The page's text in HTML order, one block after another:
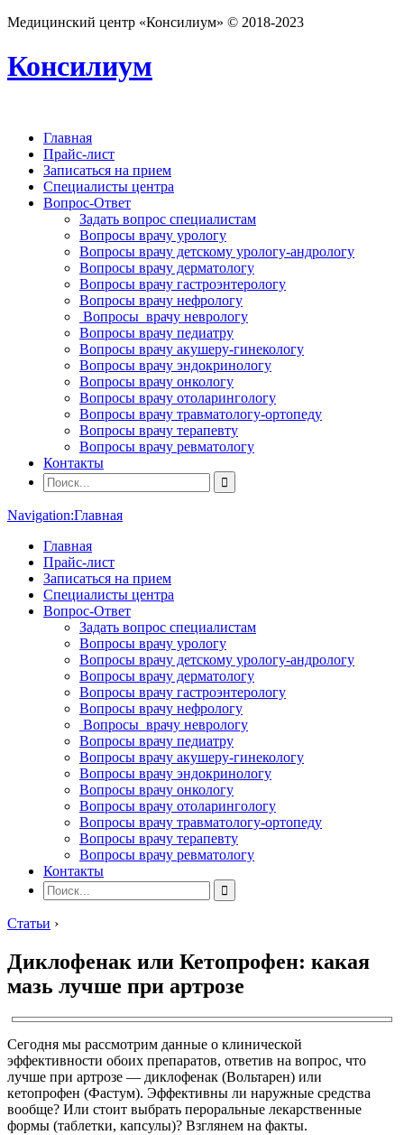
Медицинский центр «Консилиум» © 2018-2023
Консилиум
Главная
Прайс-лист
Записаться на прием
Специалисты центра
Вопрос-Ответ
Задать вопрос специалистам
Вопросы врачу урологу
Вопросы врачу детскому урологу-андрологу
Вопросы врачу дерматологу
Вопросы врачу гастроэнтерологу
Вопросы врачу нефрологу
Вопросы врачу неврологу
Вопросы врачу педиатру
Вопросы врачу акушеру-гинекологу
Вопросы врачу эндокринологу
Вопросы врачу онкологу
Вопросы врачу отоларингологу
Вопросы врачу травматологу-ортопеду
Вопросы врачу терапевту
Вопросы врачу ревматологу
Контакты
Navigation:Главная
Главная
Прайс-лист
Записаться на прием
Специалисты центра
Вопрос-Ответ
Задать вопрос специалистам
Вопросы врачу урологу
Вопросы врачу детскому урологу-андрологу
Вопросы врачу дерматологу
Вопросы врачу гастроэнтерологу
Вопросы врачу нефрологу
Вопросы врачу неврологу
Вопросы врачу педиатру
Вопросы врачу акушеру-гинекологу
Вопросы врачу эндокринологу
Вопросы врачу онкологу
Вопросы врачу отоларингологу
Вопросы врачу травматологу-ортопеду
Вопросы врачу терапевту
Вопросы врачу ревматологу
Контакты
Статьи ›
Диклофенак или Кетопрофен: какая
мазь лучше при артрозе
Сегодня мы рассмотрим данные о клинической
эффективности обоих препаратов, ответив на вопрос, что
лучше при артрозе — диклофенак (Вольтарен) или
кетопрофен (Фастум). Эффективны ли наружные средства
вообще? Или стоит выбрать пероральные лекарственные
формы (таблетки, капсулы)? Взглянем на факты.